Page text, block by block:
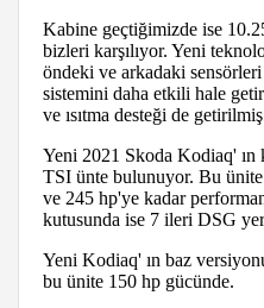
Kabine geçtiğimizde ise
bizleri karşılıyor. Yeni
öndeki ve arkadaki sensörleri
sistemini daha etkili hale
ve ısıtma desteği de
Yeni 2021 Skoda Kodiaq' ın
TSI ünte bulunuyor. Bu
ve 245 hp'ye kadar
kutusunda ise 7 ileri DSG
Yeni Kodiaq' ın baz
bu ünite 150 hp gücünde.